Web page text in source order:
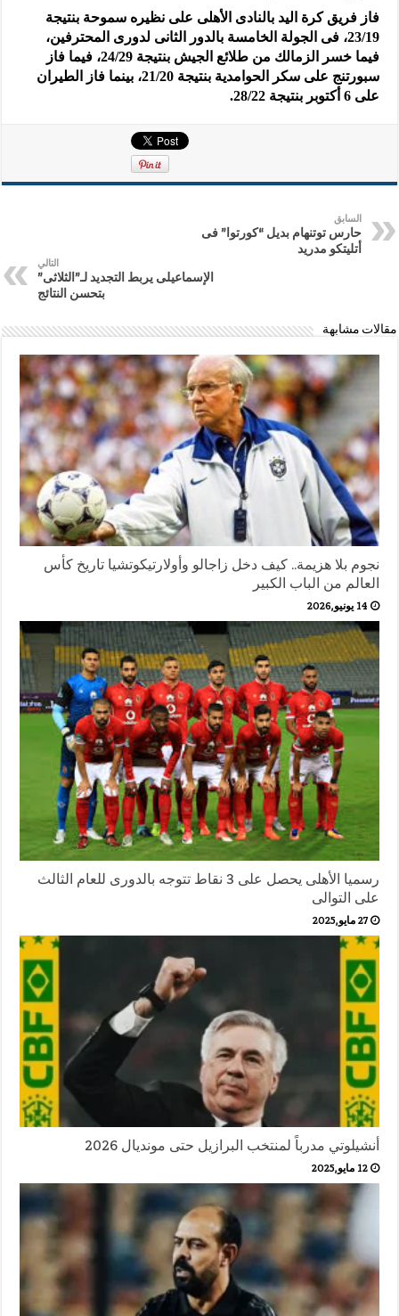
فاز فريق كرة اليد بالنادى الأهلى على نظيره سموحة بنتيجة
23/19، فى الجولة الخامسة بالدور الثانى لدورى المحترفين،
فيما خسر الزمالك من طلائع الجيش بنتيجة 24/29، فيما فاز
سبورتنج على سكر الحوامدية بنتيجة 21/20، بينما فاز الطيران
على 6 أكتوبر بنتيجة 28/22.
السابق
حارس توتنهام بديل “كورتوا” فى
أتليتكو مدريد
التالي
الإسماعيلى يربط التجديد لـ”الثلاثى”
بتحسن النتائج
مقالات مشابهة
نجوم بلا هزيمة.. كيف دخل زاجالو وأولارتيكوتشيا تاريخ كأس
العالم من الباب الكبير
14 يونيو,2026
رسميا الأهلى يحصل على 3 نقاط تتوجه بالدورى للعام الثالث
على التوالى
27 مايو,2025
أنشيلوتي مدرباً لمنتخب البرازيل حتى مونديال 2026
12 مايو,2025